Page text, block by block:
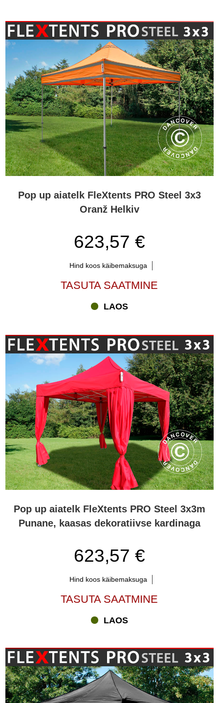
Pop up aiatelk FleXtents PRO Steel 3x3
Oranž Helkiv
623,57 €
Hind koos käibemaksuga
TASUTA SAATMINE
LAOS
Pop up aiatelk FleXtents PRO Steel 3x3m
Punane, kaasas dekoratiivse kardinaga
623,57 €
Hind koos käibemaksuga
TASUTA SAATMINE
LAOS